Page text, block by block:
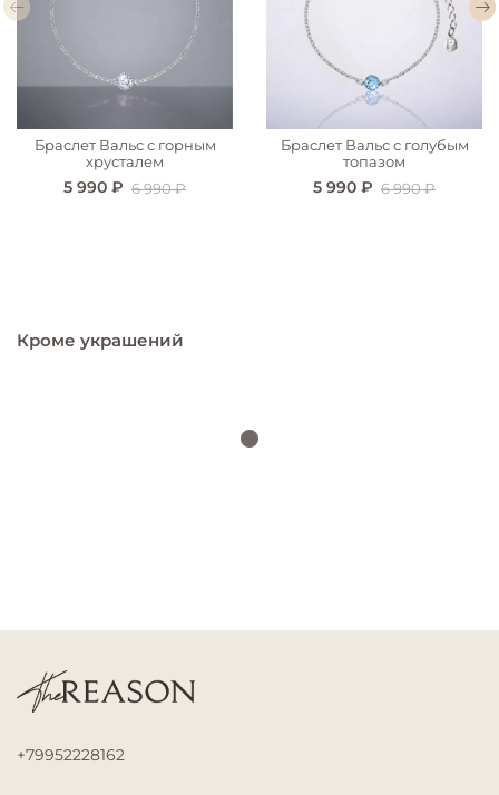
Браслет Вальс с горным
хрусталем
5 990 ₽ 6 990 ₽
Браслет Вальс с голубым
топазом
5 990 ₽ 6 990 ₽
Кроме украшений
+79952228162